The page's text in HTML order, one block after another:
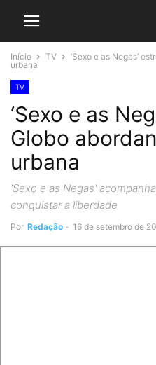
Início TV
‘Sexo e as Negas’
urbana
TV
‘Sexo e as
Globo
urbana
'Sexo e as Negas'
conquistar a liberdade
Por Redação - 16 de setembro de